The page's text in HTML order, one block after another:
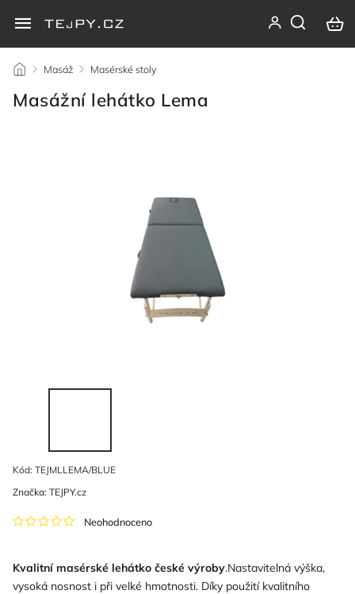
/ Masáž / Masérské stoly
Masážní lehátko Lema
Kód: TEJMLLEMA/BLUE
Neohodnoceno
Kvalitní masérské lehátko české výroby.Nastavitelná výška,
vysoká nosnost i při velké hmotnosti. Díky použití kvalitního
Značka: TEJPY.cz